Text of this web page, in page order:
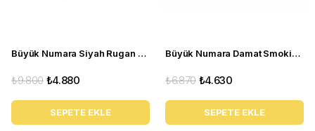
Büyük Numara Siyah Rugan Erkek Klasik Ayakkabı NR1958
₺4.880
₺9.800
SEPETE EKLE
Büyük Numara Damat Smokin Erkek Ayakkabısı CS1365 Siyah
₺4.630
₺6.870
SEPETE EKLE